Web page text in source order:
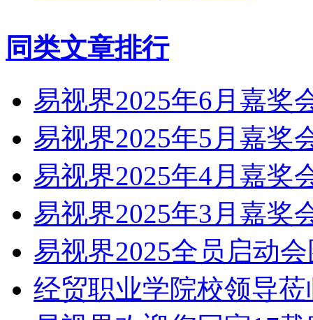
同类文章排行
易视界2025年6月嘉奖
易视界2025年5月嘉奖
易视界2025年4月嘉奖
易视界2025年3月嘉奖
易视界2025全员启动
经贸职业学院校领导